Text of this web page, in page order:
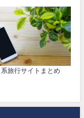
系旅行サイトまとめ